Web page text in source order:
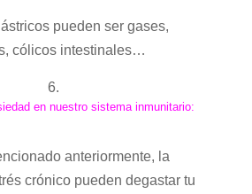
pueden ser gases,
cólicos intestinales…
en nuestro sistema inmunitario:
anteriormente, la
crónico pueden degastar tu